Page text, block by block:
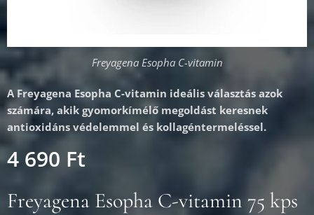
Freyagena Esopha C-vitamin
A Freyagena Esopha C-vitamin ideális választás azok
számára, akik gyomorkímélő megoldást keresnek
antioxidáns védelemmel és kollagéntermeléssel.
4 690 Ft
Freyagena Esopha C-vitamin 75 kps